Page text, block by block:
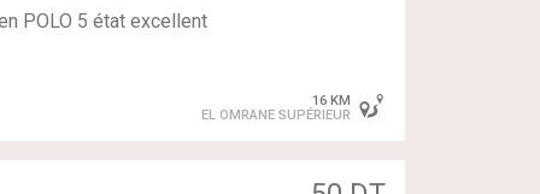
POLO 5 état excellent
arbre à cames)
16 KM
EL OMRANE SUPÉRIEUR